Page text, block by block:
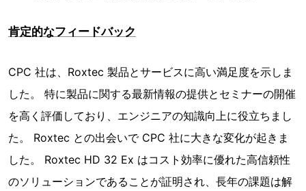
肯定的なフィードバック
CPC 社は、Roxtec 製品とサービスに高い満足度を示しま
した。 特に製品に関する最新情報の提供とセミナーの開催
を高く評価しており、エンジニアの知識向上に役立ちまし
た。 Roxtec との出会いで CPC 社に大きな変化が起きま
した。 Roxtec HD 32 Ex はコスト効率に優れた高信頼性
のソリューションであることが証明され、長年の課題は解